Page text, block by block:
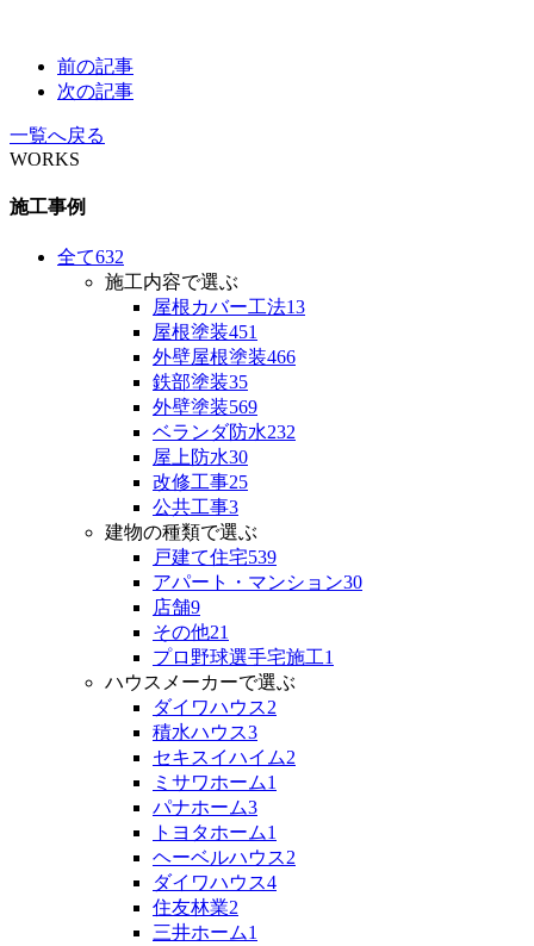
前の記事
次の記事
一覧へ戻る
WORKS
施工事例
全て632
施工内容で選ぶ
屋根カバー工法13
屋根塗装451
外壁屋根塗装466
鉄部塗装35
外壁塗装569
ベランダ防水232
屋上防水30
改修工事25
公共工事3
建物の種類で選ぶ
戸建て住宅539
アパート・マンション30
店舗9
その他21
プロ野球選手宅施工1
ハウスメーカーで選ぶ
ダイワハウス2
積水ハウス3
セキスイハイム2
ミサワホーム1
パナホーム3
トヨタホーム1
ヘーベルハウス2
ダイワハウス4
住友林業2
三井ホーム1